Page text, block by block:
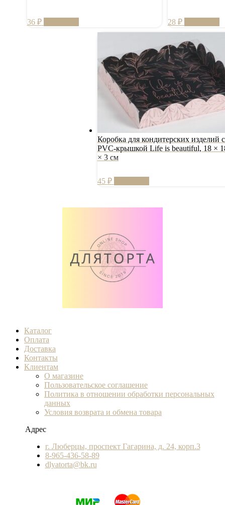
36 ₽ 28 ₽
Коробка для кондитерских изделий с
PVC-крышкой Life is beautiful, 18 ×
× 3 см
45 ₽
Каталог
Оплата
Доставка
Контакты
Клиентам
О магазине
Пользовательское соглашение
Политика в отношении обработки персональных
данных
Условия возврата и обмена товара
Адрес
г. Люберцы, проспект Гагарина, д. 24, корп.3
8-965-436-58-89
dlyatorta@bk.ru